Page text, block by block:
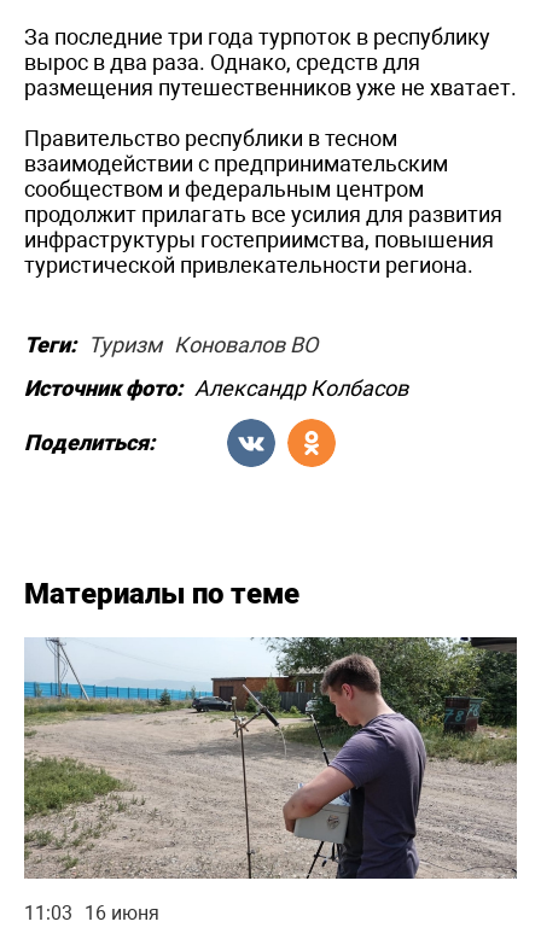
За последние три года турпоток в республику
вырос в два раза. Однако, средств для
размещения путешественников уже не хватает.
Правительство республики в тесном
взаимодействии с предпринимательским
сообществом и федеральным центром
продолжит прилагать все усилия для развития
инфраструктуры гостеприимства, повышения
туристической привлекательности региона.
Теги: Туризм Коновалов ВО
Источник фото: Александр Колбасов
Поделиться:
Материалы по теме
11:03 16 июня